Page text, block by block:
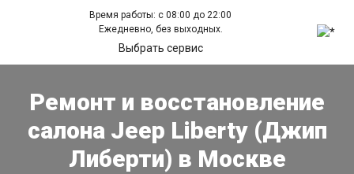
Время работы: с 08:00 до 22:00
Ежедневно, без выходных.
Выбрать сервис
Ремонт и восстановление
салона Jeep Liberty (Джип
Либерти) в Москве